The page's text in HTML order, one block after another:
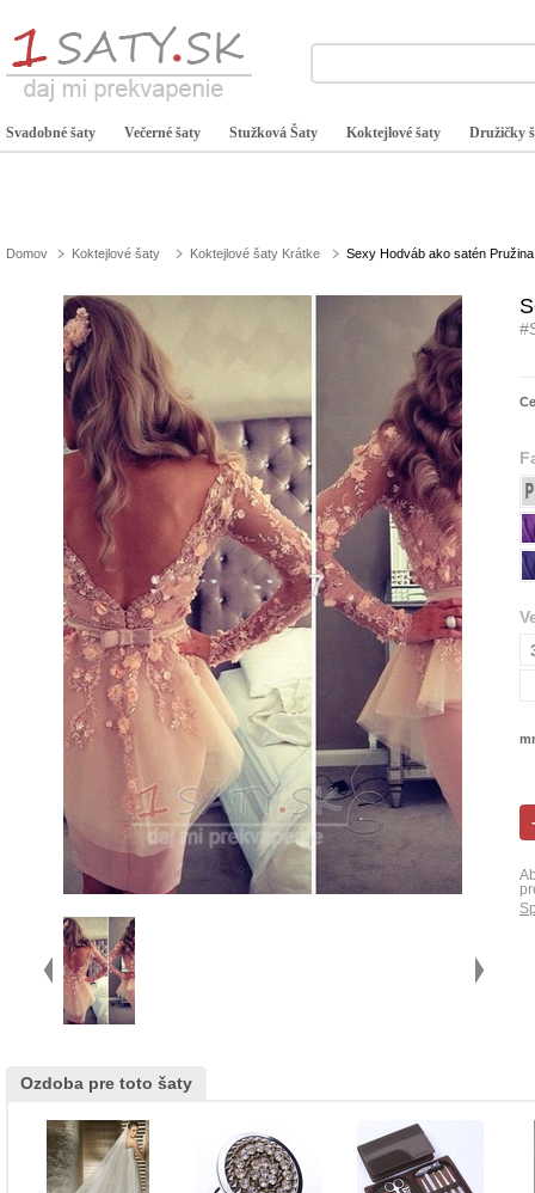
Svadobné šaty Večerné šaty Stužková Šaty Koktejlové šaty Družičky
Domov Koktejlové šaty Koktejlové šaty Krátke Sexy Hodváb ako satén
Ozdoba pre toto šaty